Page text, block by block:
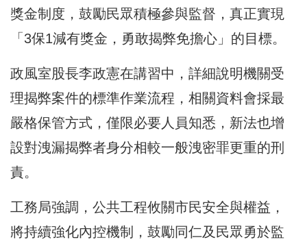
獎金制度，鼓勵民眾積極參與監督，真正實現
「3保1減有獎金，勇敢揭弊免擔心」的目標。
政風室股長李政憲在講習中，詳細說明機關受
理揭弊案件的標準作業流程，相關資料會採最
嚴格保管方式，僅限必要人員知悉，新法也增
設對洩漏揭弊者身分相較一般洩密罪更重的刑
責。
工務局強調，公共工程攸關市民安全與權益，
將持續強化內控機制，鼓勵同仁及民眾勇於監